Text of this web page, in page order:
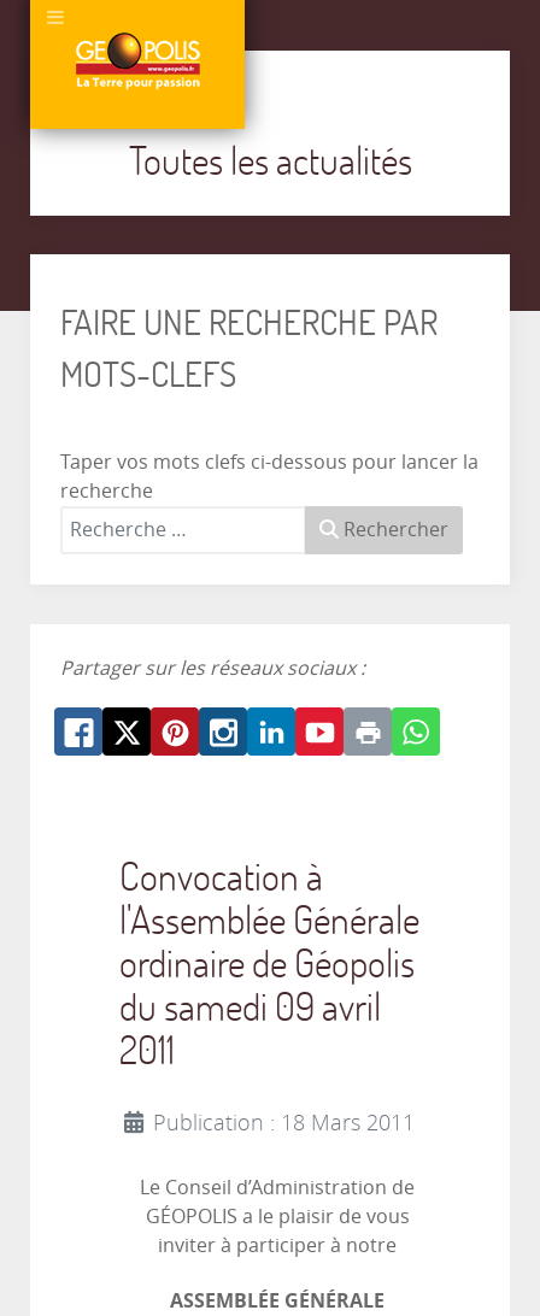
Toutes les actualités
FAIRE UNE RECHERCHE PAR
MOTS-CLEFS
Taper vos mots clefs ci-dessous pour lancer la
recherche
Rechercher
Partager sur les réseaux sociaux :
Convocation à
l'Assemblée Générale
ordinaire de Géopolis
du samedi 09 avril
2011
Publication : 18 Mars 2011
Le Conseil d’Administration de
GÉOPOLIS a le plaisir de vous
inviter à participer à notre
ASSEMBLÉE GÉNÉRALE